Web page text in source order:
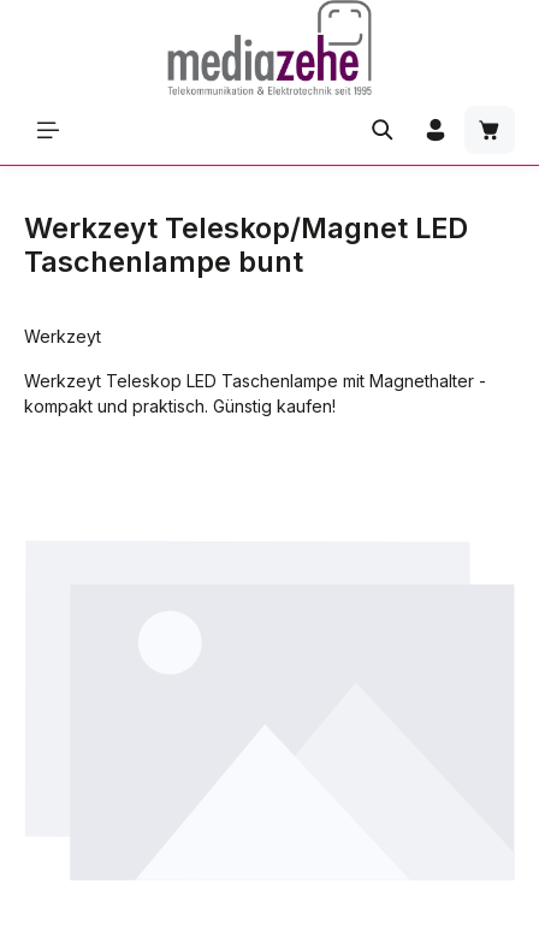
Werkzeyt Teleskop/Magnet LED
Taschenlampe bunt
Werkzeyt
Werkzeyt Teleskop LED Taschenlampe mit Magnethalter -
kompakt und praktisch. Günstig kaufen!